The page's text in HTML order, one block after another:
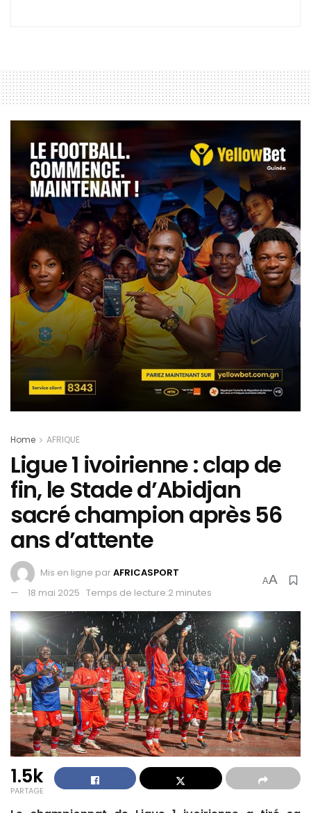
Home AFRIQUE
Ligue 1 ivoirienne : clap de
fin, le Stade d’Abidjan
sacré champion après 56
ans d’attente
Mis en ligne parAFRICASPORT
18 mai 2025 Temps de lecture:2 minutes
AA
1.5k
PARTAGE